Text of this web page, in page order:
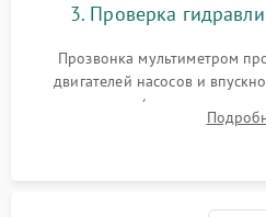
3. Проверка
Прозвонка мультиметром
двигателей насосов и
прессостата (датчика уровня
концевика дверцы и